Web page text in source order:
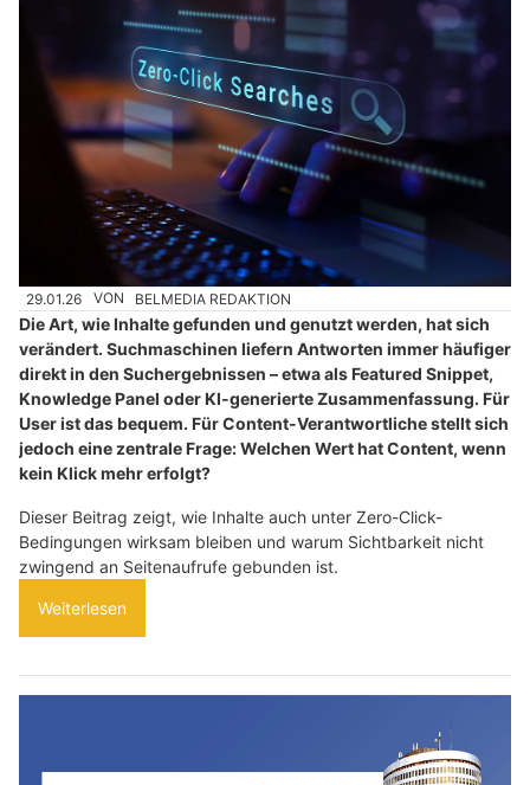
29.01.26 VON BELMEDIA REDAKTION
Die Art, wie Inhalte gefunden und genutzt werden, hat sich
verändert. Suchmaschinen liefern Antworten immer häufiger
direkt in den Suchergebnissen – etwa als Featured Snippet,
Knowledge Panel oder KI-generierte Zusammenfassung. Für
User ist das bequem. Für Content-Verantwortliche stellt sich
jedoch eine zentrale Frage: Welchen Wert hat Content, wenn
kein Klick mehr erfolgt?
Dieser Beitrag zeigt, wie Inhalte auch unter Zero-Click-
Bedingungen wirksam bleiben und warum Sichtbarkeit nicht
zwingend an Seitenaufrufe gebunden ist.
Weiterlesen